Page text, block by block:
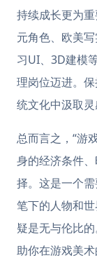
持续成长更为
元角色、欧美
习UI、3D建模
理岗位迈进。
统文化中汲取灵
总而言之，“游
身的经济条件
择。这是一个
笔下的人物和
疑是无与伦比
助你在游戏美术